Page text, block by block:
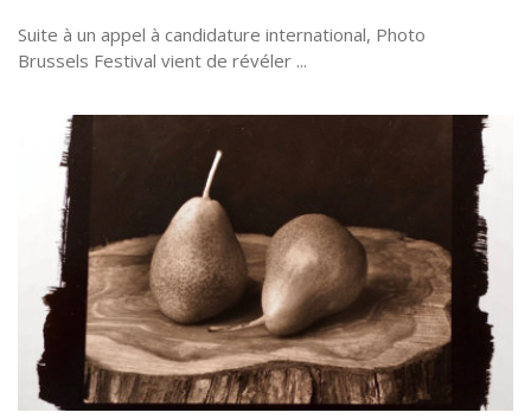
Suite à un appel à candidature international, Photo
Brussels Festival vient de révéler ...